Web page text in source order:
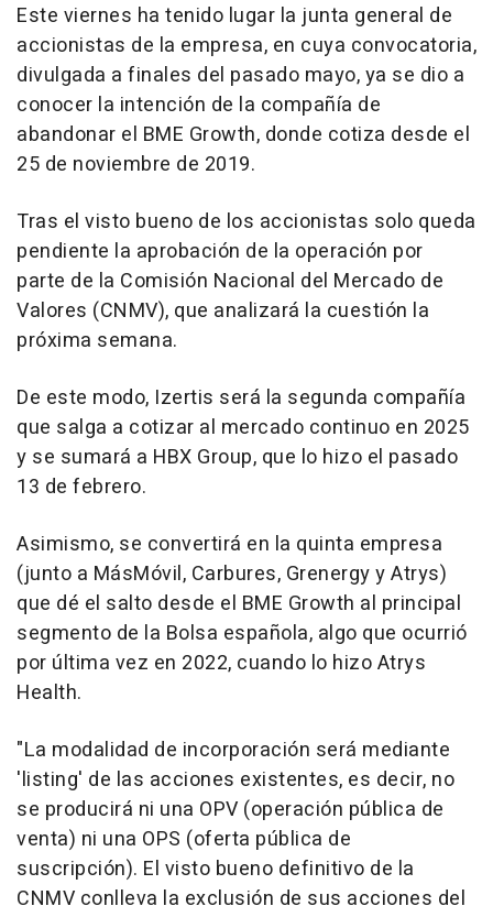
Este viernes ha tenido lugar la junta general de
accionistas de la empresa, en cuya convocatoria,
divulgada a finales del pasado mayo, ya se dio a
conocer la intención de la compañía de
abandonar el BME Growth, donde cotiza desde el
25 de noviembre de 2019.
Tras el visto bueno de los accionistas solo queda
pendiente la aprobación de la operación por
parte de la Comisión Nacional del Mercado de
Valores (CNMV), que analizará la cuestión la
próxima semana.
De este modo, Izertis será la segunda compañía
que salga a cotizar al mercado continuo en 2025
y se sumará a HBX Group, que lo hizo el pasado
13 de febrero.
Asimismo, se convertirá en la quinta empresa
(junto a MásMóvil, Carbures, Grenergy y Atrys)
que dé el salto desde el BME Growth al principal
segmento de la Bolsa española, algo que ocurrió
por última vez en 2022, cuando lo hizo Atrys
Health.
"La modalidad de incorporación será mediante
'listing' de las acciones existentes, es decir, no
se producirá ni una OPV (operación pública de
venta) ni una OPS (oferta pública de
suscripción). El visto bueno definitivo de la
CNMV conlleva la exclusión de sus acciones del